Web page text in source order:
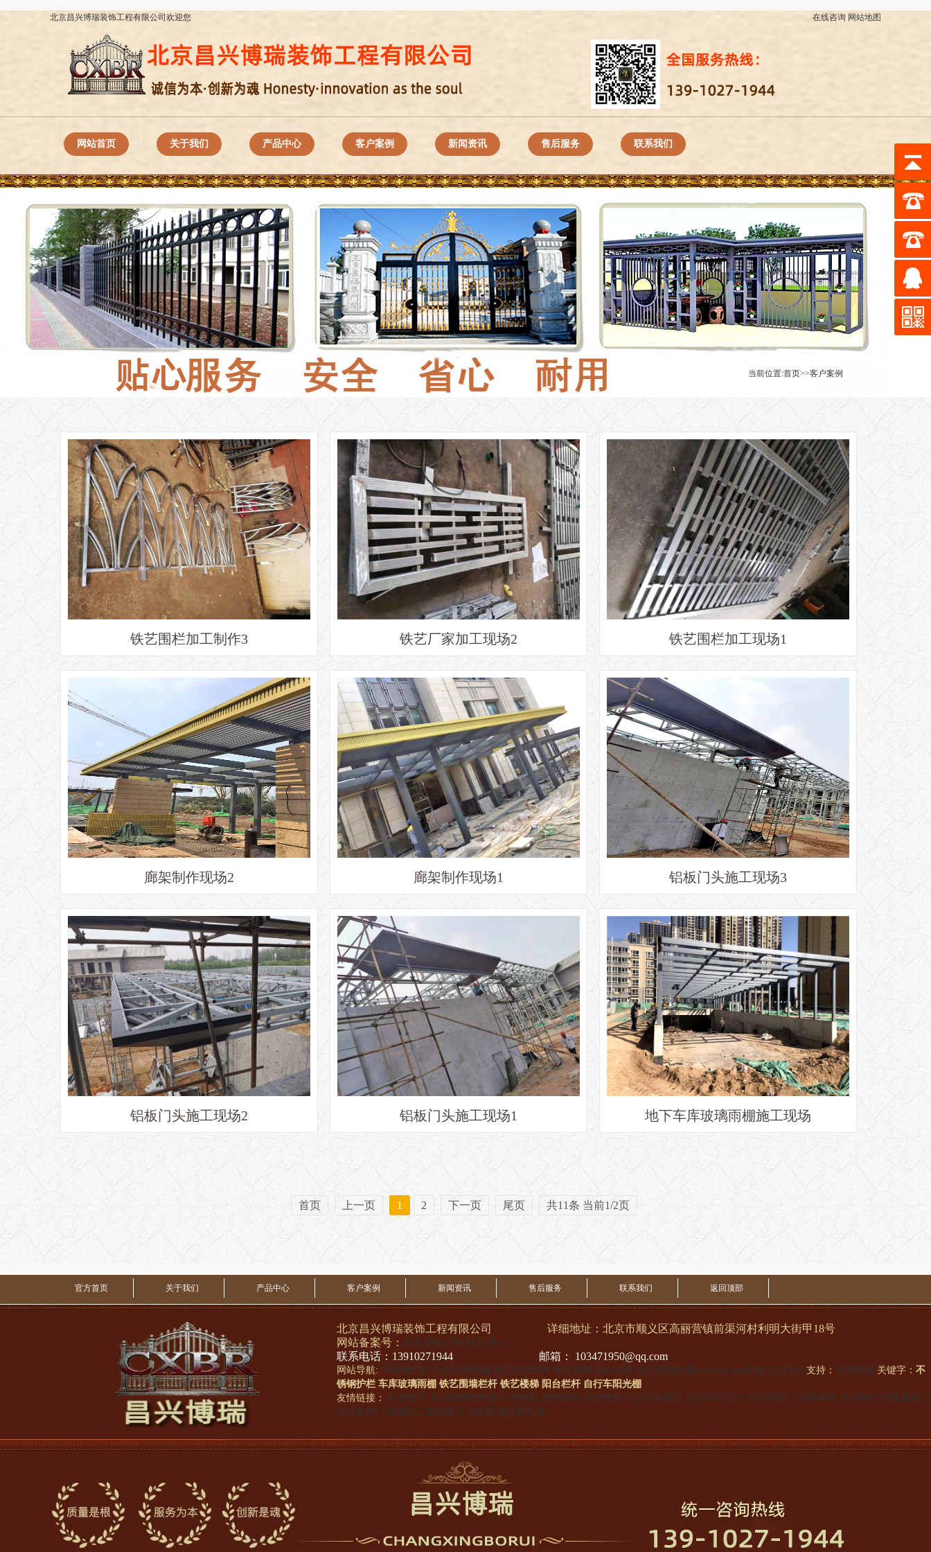
北京昌兴博瑞装饰工程有限公司欢迎您 在线咨询 网站地图
网站首页 关于我们 产品中心 客户案例 新闻资讯 售后服务 联系我们
当前位置:首页>>客户案例
铁艺围栏加工制作3 铁艺厂家加工现场2 铁艺围栏加工现场1
廊架制作现场2 廊架制作现场1 铝板门头施工现场3
铝板门头施工现场2 铝板门头施工现场1 地下车库玻璃雨棚施工现场
首页 上一页 1 2 下一页 尾页 共11条 当前1/2页
官方首页 关于我们 产品中心 客户案例 新闻资讯 售后服务 联系我们 返回顶部
北京昌兴博瑞装饰工程有限公司 详细地址：北京市顺义区高丽营镇前渠河村利明大街甲18号
网站备案号： 京ICP备17019432号-2
联系电话：13910271944 邮箱： 103471950@qq.com
网站导航: 不锈钢护栏 车库玻璃雨棚 铁艺围墙栏杆 铁艺楼梯 阳台栏杆 自行车阳光棚 sitemap tags标签 北京SEO支持： 中网四极 关键字： 不
锈钢护栏 车库玻璃雨棚 铁艺围墙栏杆 铁艺楼梯 阳台栏杆 自行车阳光棚
友情链接： 合金锯片 北京精密零件加工 耙料机 化学锚栓 化学锚栓 北京防水施工 北京铝艺大门 北京伸缩门 铝板廊架 北京铜门 快速卷帘门
北京卷帘门 电磁式二氧化碳灭火装置 线切割机床